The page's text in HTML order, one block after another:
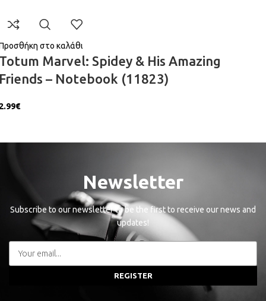
στο καλάθι
Marvel: Spidey & His Amazing
– Notebook (11823)
€
Newsletter
Subscribe to our newsletter to be the first to receive our news and
updates!
REGISTER